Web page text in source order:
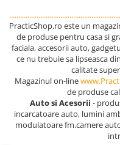
PracticShop.ro este un
de produse pentru casa si
faciala, accesorii auto,
ce nu trebuie sa lipseasca
calitate
Magazinul on-line
de produse
Auto si Acesorii -
incarcatoare auto, lumini
modulatoare fm.camere